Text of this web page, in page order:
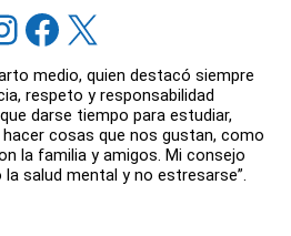
Facebook X
medio, quien destacó siempre
respeto y responsabilidad
darse tiempo para estudiar,
cosas que nos gustan, como
la familia y amigos. Mi consejo
salud mental y no estresarse”.